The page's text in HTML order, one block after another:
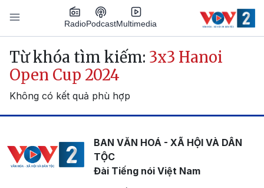
Nhảy đến nội dung
RadioPodcastMultimedia
Main navigation
Từ khóa tìm kiếm: 3x3 Hanoi
Open Cup 2024
Không có kết quả phù hợp
BAN VĂN HOÁ - XÃ HỘI VÀ DÂN
TỘC
Đài Tiếng nói Việt Nam